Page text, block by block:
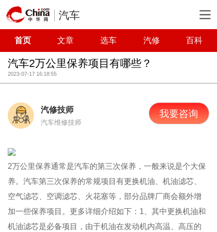
汽车
首页 文章 选车 汽修 百科
汽车2万公里保养项目有哪些？
2023-07-17 16:18:55
汽修技师
汽车维修技师
我要咨询
2万公里保养通常是汽车的第三次保养，一般来说是个大保
养。汽车第三次保养的常规项目有更换机油、机油滤芯、
空气滤芯、空调滤芯、火花塞等，部分品牌厂商会额外增
加一些保养项目。更多详细介绍如下：1、其中更换机油和
机油滤芯是必备项目，由于机油在发动机内高温、高压的